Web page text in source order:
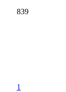
839
1